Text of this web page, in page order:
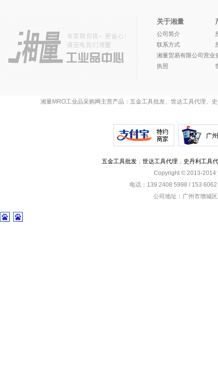
关于湘量
公司简介
联系方式
湘量贸易有限公司营业
执照
湘量MRO工业品采购网主营产品：五金工具批发、世达工具代理、
五金工具批发 ， 世达工具代理 ， 史丹利工具
Copyright © 2013-2014
电话：139 2408 5998 / 153
公司地址：广州市增城